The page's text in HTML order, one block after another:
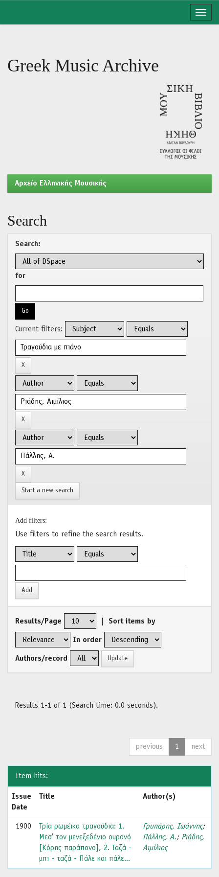
Greek Music Archive
Aρχείο Ελληνικής Μουσικής
Search
Search:
for
Current filters:
Start a new search
Add filters:
Use filters to refine the search results.
Results/Page Sort items by
In order
Authors/record
Results 1-1 of 1 (Search time: 0.0 seconds).
previous 1 next
Item hits:
Issue
Date
Title Author(s)
1900
Τρία ρωμέικα τραγούδια: 1.
Μεσ' τον μενεξεδένιο ουρανό
[Κόρης παράπονο], 2. Ταζά -
μπι - ταζά - Πάλε και πάλε...
Γρυπάρης, Ιωάννης;
Πάλλης, Α.; Ριάδης,
Αιμίλιος